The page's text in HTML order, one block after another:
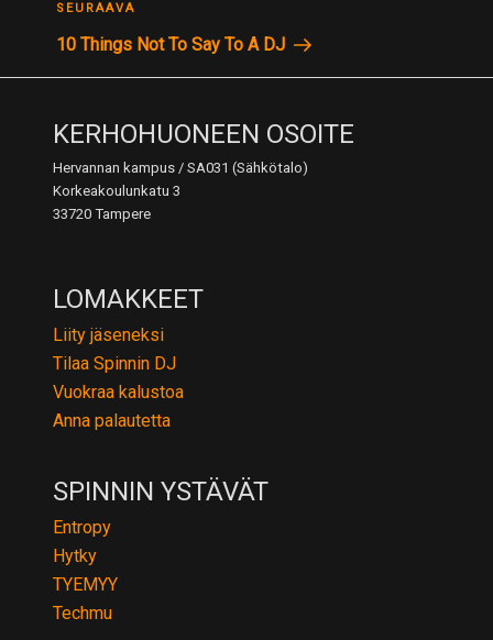
Seuraava
postaus
SEURAAVA
10 Things Not To Say To A DJ
KERHOHUONEEN OSOITE
Hervannan kampus / SA031 (Sähkötalo)
Korkeakoulunkatu 3
33720 Tampere
LOMAKKEET
Liity jäseneksi
Tilaa Spinnin DJ
Vuokraa kalustoa
Anna palautetta
SPINNIN YSTÄVÄT
Entropy
Hytky
TYEMYY
Techmu